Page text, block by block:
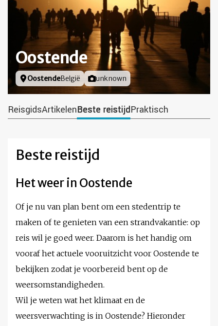
Oostende
Locatie
OostendeBelgië Foto door
unknown
ReisgidsArtikelenBeste reistijdPraktisch
Beste reistijd
Het weer in Oostende
Of je nu van plan bent om een stedentrip te
maken of te genieten van een strandvakantie: op
reis wil je goed weer. Daarom is het handig om
vooraf het actuele vooruitzicht voor Oostende te
bekijken zodat je voorbereid bent op de
weersomstandigheden.
Wil je weten wat het klimaat en de
weersverwachting is in Oostende? Hieronder